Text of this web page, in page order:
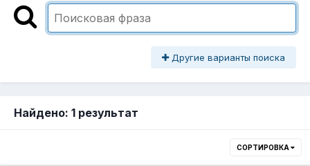
Другие варианты поиска
Найдено: 1 результат
СОРТИРОВКА